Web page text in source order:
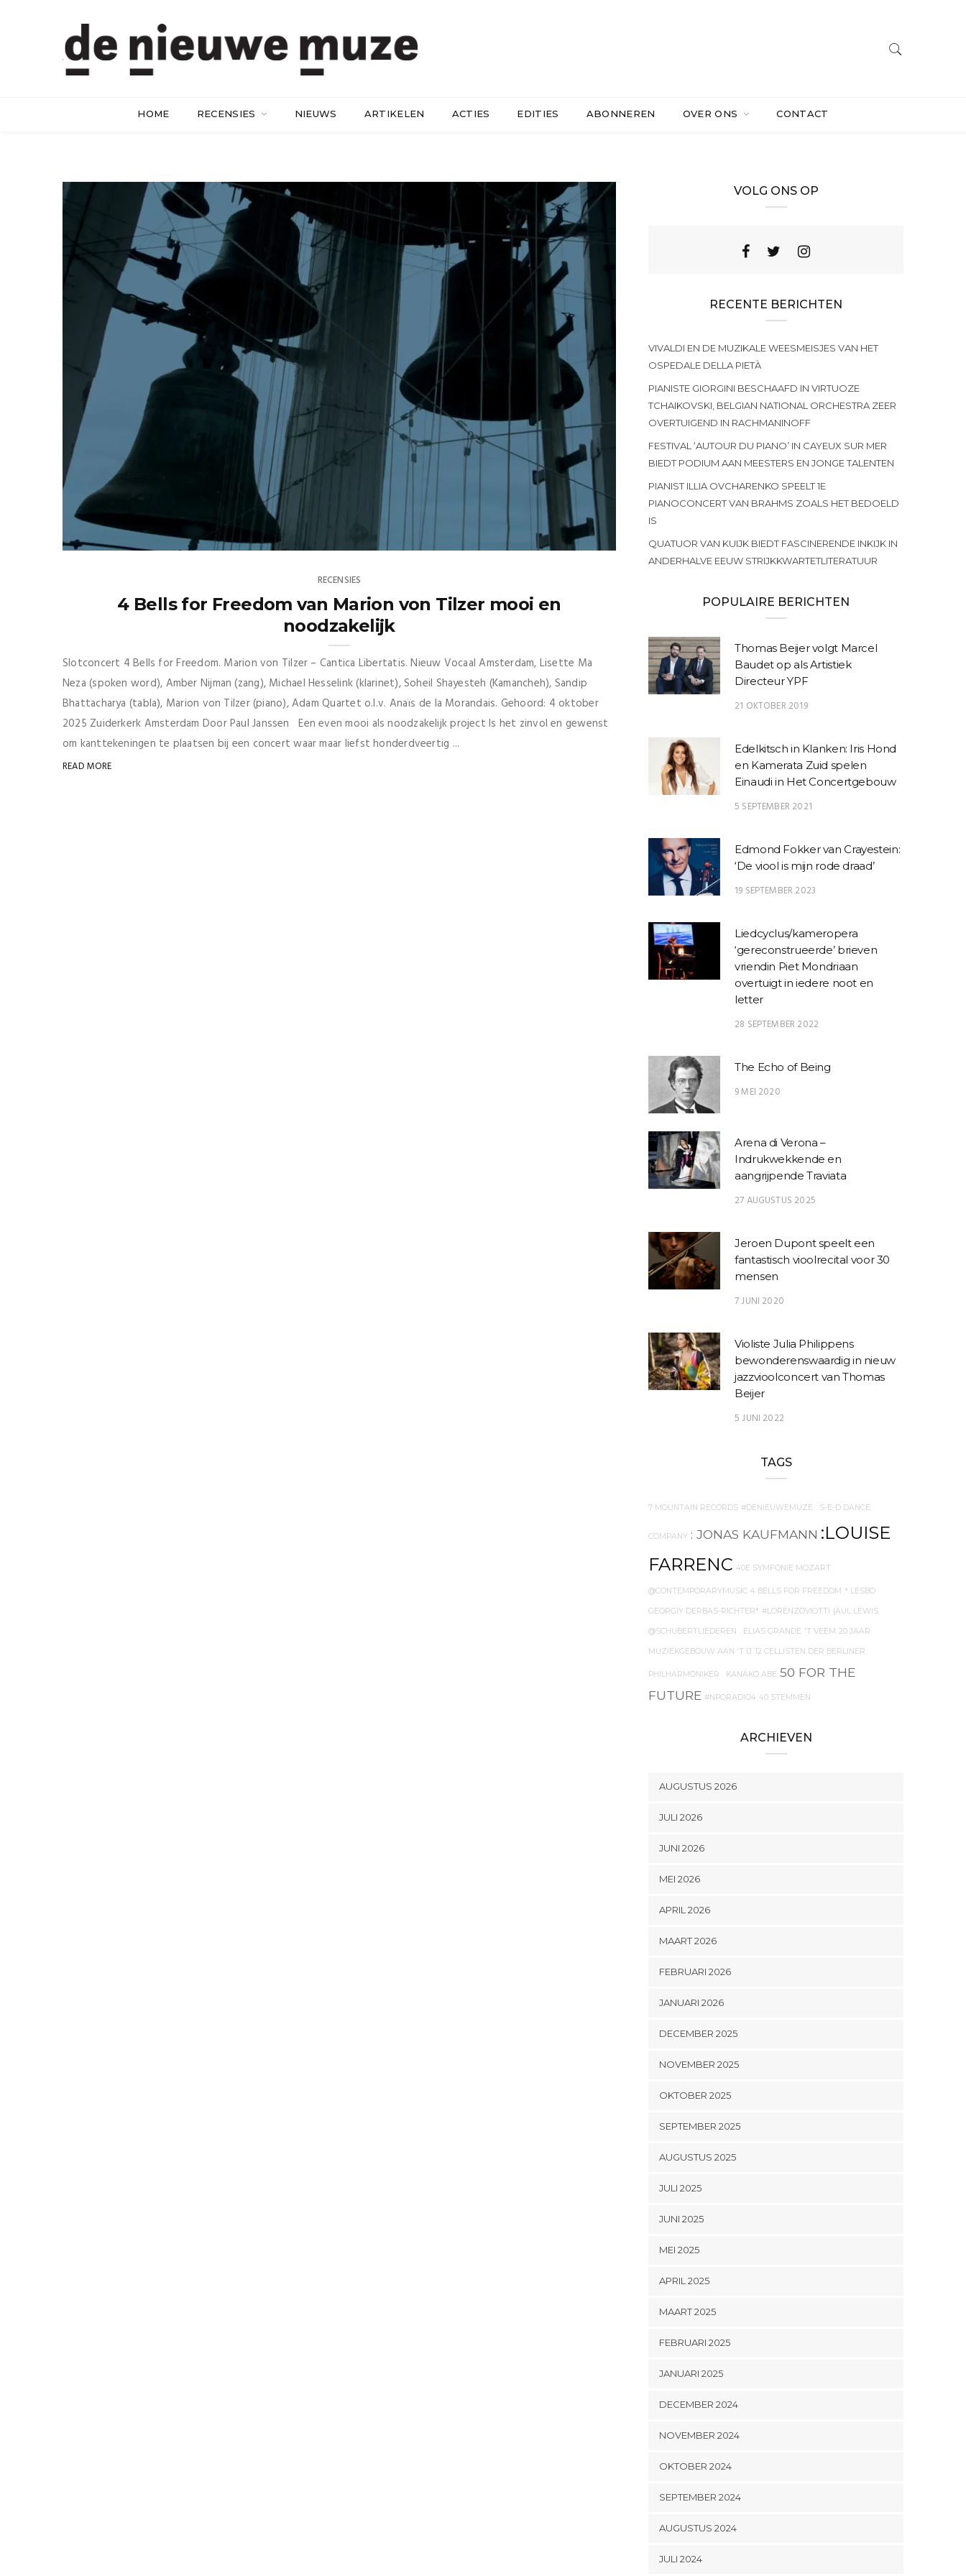
HOME RECENSIES NIEUWS ARTIKELEN ACTIES EDITIES ABONNEREN OVER ONS CONTACT
RECENSIES
4 Bells for Freedom van Marion von Tilzer mooi en
noodzakelijk
Slotconcert 4 Bells for Freedom. Marion von Tilzer – Cantica Libertatis. Nieuw Vocaal Amsterdam, Lisette Ma
Neza (spoken word), Amber Nijman (zang), Michael Hesselink (klarinet), Soheil Shayesteh (Kamancheh), Sandip
Bhattacharya (tabla), Marion von Tilzer (piano), Adam Quartet o.l.v. Anaïs de la Morandais. Gehoord: 4 oktober
2025 Zuiderkerk Amsterdam Door Paul Janssen Een even mooi als noodzakelijk project Is het zinvol en gewenst
om kanttekeningen te plaatsen bij een concert waar maar liefst honderdveertig ...
READ MORE
VOLG ONS OP
RECENTE BERICHTEN
VIVALDI EN DE MUZIKALE WEESMEISJES VAN HET
OSPEDALE DELLA PIETÀ
PIANISTE GIORGINI BESCHAAFD IN VIRTUOZE
TCHAIKOVSKI, BELGIAN NATIONAL ORCHESTRA ZEER
OVERTUIGEND IN RACHMANINOFF
FESTIVAL ‘AUTOUR DU PIANO’ IN CAYEUX SUR MER
BIEDT PODIUM AAN MEESTERS EN JONGE TALENTEN
PIANIST ILLIA OVCHARENKO SPEELT 1E
PIANOCONCERT VAN BRAHMS ZOALS HET BEDOELD
IS
QUATUOR VAN KUIJK BIEDT FASCINERENDE INKIJK IN
ANDERHALVE EEUW STRIJKKWARTETLITERATUUR
POPULAIRE BERICHTEN
Thomas Beijer volgt Marcel
Baudet op als Artistiek
Directeur YPF
21 OKTOBER 2019
Edelkitsch in Klanken: Iris Hond
en Kamerata Zuid spelen
Einaudi in Het Concertgebouw
5 SEPTEMBER 2021
Edmond Fokker van Crayestein:
‘De viool is mijn rode draad’
19 SEPTEMBER 2023
Liedcyclus/kameropera
‘gereconstrueerde’ brieven
vriendin Piet Mondriaan
overtuigt in iedere noot en
letter
28 SEPTEMBER 2022
The Echo of Being
9 MEI 2020
Arena di Verona –
Indrukwekkende en
aangrijpende Traviata
27 AUGUSTUS 2025
Jeroen Dupont speelt een
fantastisch vioolrecital voor 30
mensen
7 JUNI 2020
Violiste Julia Philippens
bewonderenswaardig in nieuw
jazzvioolconcert van Thomas
Beijer
5 JUNI 2022
TAGS
7 MOUNTAIN RECORDS #DENIEUWEMUZE . S-E-D DANCE
COMPANY : JONAS KAUFMANN :LOUISE
FARRENC 40E SYMFONIE MOZART
@CONTEMPORARYMUSIC 4 BELLS FOR FREEDOM * LESBO
GEORGIY DERBAS-RICHTER* #LORENZOVIOTTI {AUL LEWIS
@SCHUBERTLIEDEREN . ELIAS GRANDE 'T VEEM 20 JAAR
MUZIEKGEBOUW AAN 'T IJ 12 CELLISTEN DER BERLINER
PHILHARMONIKER . KANAKO ABE 50 FOR THE
FUTURE #NPORADIO4 40 STEMMEN
ARCHIEVEN
AUGUSTUS 2026
JULI 2026
JUNI 2026
MEI 2026
APRIL 2026
MAART 2026
FEBRUARI 2026
JANUARI 2026
DECEMBER 2025
NOVEMBER 2025
OKTOBER 2025
SEPTEMBER 2025
AUGUSTUS 2025
JULI 2025
JUNI 2025
MEI 2025
APRIL 2025
MAART 2025
FEBRUARI 2025
JANUARI 2025
DECEMBER 2024
NOVEMBER 2024
OKTOBER 2024
SEPTEMBER 2024
AUGUSTUS 2024
JULI 2024